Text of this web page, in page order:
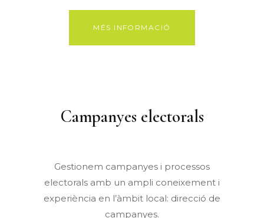
MÉS INFORMACIÓ
Campanyes electorals
Gestionem campanyes i processos
electorals amb un ampli coneixement i
experiència en l’àmbit local: direcció de
campanyes.